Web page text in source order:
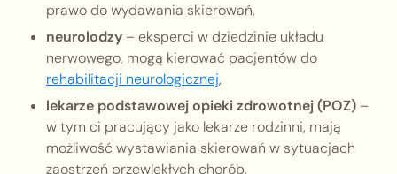
prawo do wydawania skierowań,
neurolodzy– eksperci w dziedzinie układu
nerwowego, mogą kierować pacjentów do
rehabilitacji neurologicznej,
lekarze podstawowej opieki zdrowotnej (POZ)–
w tym ci pracujący jako lekarze rodzinni, mają
możliwość wystawiania skierowań w sytuacjach
zaostrzeń przewlekłych chorób,